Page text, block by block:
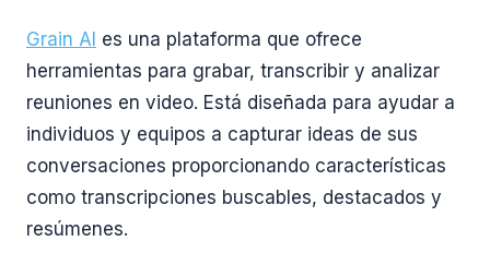
Grain AI es una plataforma que ofrece
herramientas para grabar, transcribir y analizar
reuniones en video. Está diseñada para ayudar a
individuos y equipos a capturar ideas de sus
conversaciones proporcionando características
como transcripciones buscables, destacados y
resúmenes.